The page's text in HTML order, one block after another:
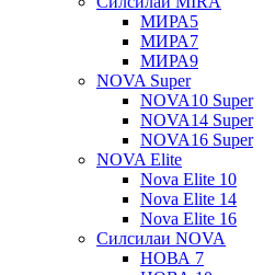
МИРА5
МИРА7
МИРА9
NOVA Super
NOVA10 Super
NOVA14 Super
NOVA16 Super
NOVA Elite
Nova Elite 10
Nova Elite 14
Nova Elite 16
Силсилаи NOVA
НОВА 7